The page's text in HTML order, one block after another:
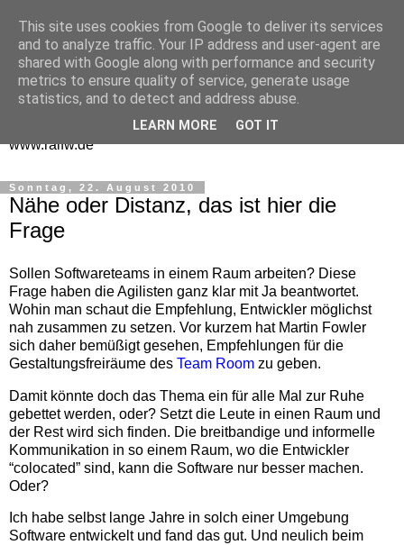
One Man Think Tank
Gedanken
Spontanes und Überlegtes aus meinem "Denkraum" -
www.ralfw.de
Sonntag, 22. August 2010
Nähe oder Distanz, das ist hier die
Frage
Sollen Softwareteams in einem Raum arbeiten? Diese
Frage haben die Agilisten ganz klar mit Ja beantwortet.
Wohin man schaut die Empfehlung, Entwickler möglichst
nah zusammen zu setzen. Vor kurzem hat Martin Fowler
sich daher bemüßigt gesehen, Empfehlungen für die
Gestaltungsfreiräume des Team Room zu geben.
Damit könnte doch das Thema ein für alle Mal zur Ruhe
gebettet werden, oder? Setzt die Leute in einen Raum und
der Rest wird sich finden. Die breitbandige und informelle
Kommunikation in so einem Raum, wo die Entwickler
“colocated” sind, kann die Software nur besser machen.
Oder?
Ich habe selbst lange Jahre in solch einer Umgebung
Software entwickelt und fand das gut. Und neulich beim
This site uses cookies from Google to deliver its services
and to analyze traffic. Your IP address and user-agent are
shared with Google along with performance and security
metrics to ensure quality of service, generate usage
statistics, and to detect and address abuse.
LEARN MORE GOT IT